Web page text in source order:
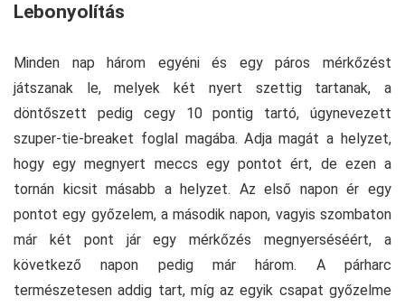
Lebonyolítás
Minden nap három egyéni és egy páros mérkőzést
játszanak le, melyek két nyert szettig tartanak, a
döntőszett pedig cegy 10 pontig tartó, úgynevezett
szuper-tie-breaket foglal magába. Adja magát a helyzet,
hogy egy megnyert meccs egy pontot ért, de ezen a
tornán kicsit másabb a helyzet. Az első napon ér egy
pontot egy győzelem, a második napon, vagyis szombaton
már két pont jár egy mérkőzés megnyerséséért, a
következő napon pedig már három. A párharc
természetesen addig tart, míg az egyik csapat győzelme